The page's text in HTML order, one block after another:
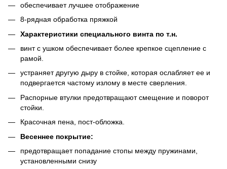
обеспечивает лучшее отображение
8-рядная обработка пряжкой
Характеристики специального винта по т.н.
винт с ушком обеспечивает более крепкое сцепление с
рамой.
устраняет другую дыру в стойке, которая ослабляет ее и
подвергается частому излому в месте сверления.
Распорные втулки предотвращают смещение и поворот
стойки.
Красочная пена, пост-обложка.
Весеннее покрытие:
предотвращает попадание стопы между пружинами,
установленными снизу